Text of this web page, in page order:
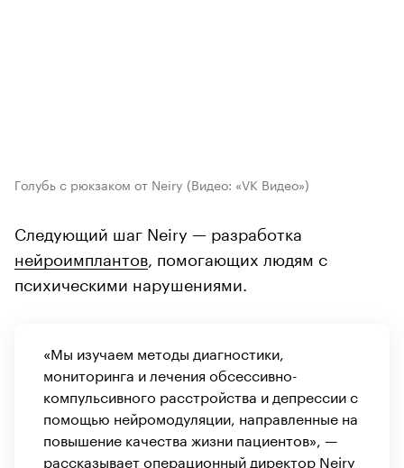
Голубь с рюкзаком от Neiry (Видео: «VK Видео»)
Следующий шаг Neiry — разработка
нейроимплантов , помогающих людям с
психическими нарушениями.
«Мы изучаем методы диагностики,
мониторинга и лечения обсессивно-
компульсивного расстройства и депрессии с
помощью нейромодуляции, направленные на
повышение качества жизни пациентов», —
рассказывает операционный директор Neiry